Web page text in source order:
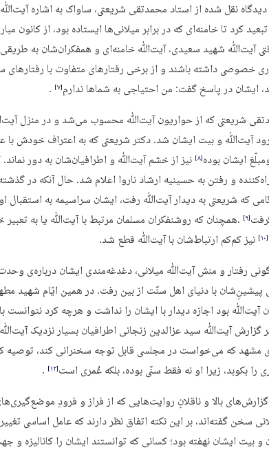
دیدگاه نقل شده از استاد محمدتقی شریعتی، ساواک به اشاره
کرد تا خامنه‌ای که در برابر میلانی‌ها ایستاده بود، از کانون
آیت‌ﷲ شهید سعیدی، آیت‌ﷲ خامنه‌ای و همفکران‌شان به طریقی
خصوصی داشته باشند و از برخی رفتارهای متفاوت با رفتارهای
ایشان در پاسخ گفت: من احتیاجی به شماها ندارم‏[۷]‎
.
شریعتی که از حواریون آیت‌ﷲ محسوب می‌شد و در منزل
آیت‌ﷲ و بیت ایشان شد. دکتر شریعتی که به اعتراف خودش
ایشان بوده‏[۸]‎
نیز از خشم آیت‌ﷲ و اطرافیان‌شان به دور
و رفتن به حسینیه ارشاد ناروا اعلام شد. حال آنکه در گذشته
که شریعتی به دیدار آیت‌ﷲ رفت، ایشان سراسیمه به استقبال
‏[۹]‎
.همچنان که روشنفکران مسلمان مرتبط با آیت‌ﷲ یا به
‏[۱۰]‎
نیز کم‌کم ارتباط‌شان با آیت‌ﷲ قطع شد.
رفتار و منش آیت‌ﷲ میلانی، دغدغه‌مندی ایشان درباره‌ی
پیشینِ‌شان با دنیای اهل سنّت از بین رفت. در همین ایّام شهید
آیت‌ﷲ بود اجازه دیدار با ایشان را نداشت و هرچه کرد نتوانست
گزارش آیت‌ﷲ سید عزالدین زنجانی اطرافیان بسیار نزدیک
مشهد که می‌خواست در مجلسی قابل توجه سخنرانی کند، توصیه
را بکوبد، زیرا او نه فقط سنّی بوده، بلکه عُمری است‏[۱۲]‎
.
بالا و ناقلانِ روایت‌هایی که از فراز و فرودِ
سخن گفته‌اند، بر این نکته اتفاق نظر دارند که عامل اساسی
و بیت ایشان نهفته بود؛ کسانی که توانستند ایشان را کانالیزه و